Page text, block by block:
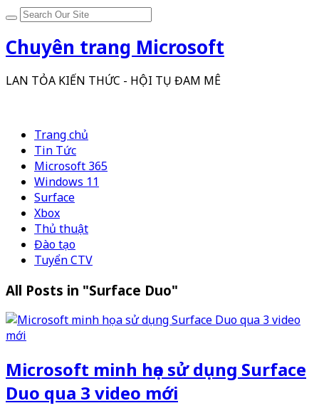
Chuyên trang Microsoft
LAN TỎA KIẾN THỨC - HỘI TỤ ĐAM MÊ
Trang chủ
Tin Tức
Microsoft 365
Windows 11
Surface
Xbox
Thủ thuật
Đào tạo
Tuyển CTV
All Posts in "Surface Duo"
Microsoft minh họa sử dụng Surface
Duo qua 3 video mới